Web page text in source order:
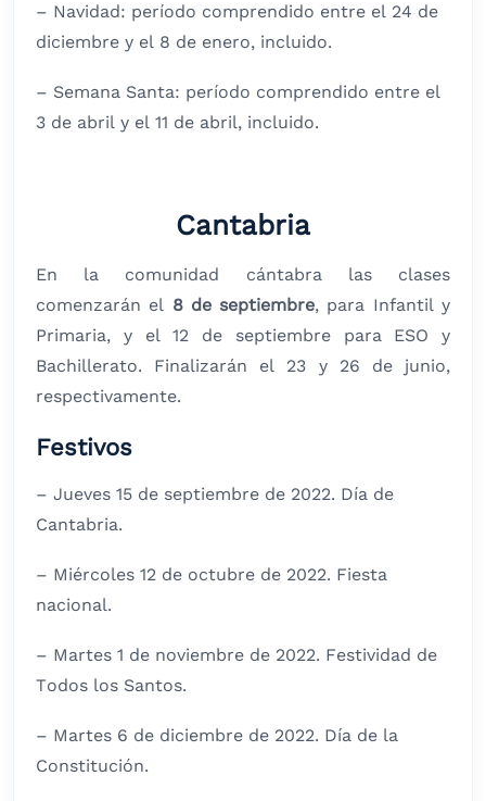
– Navidad: período comprendido entre el 24 de
diciembre y el 8 de enero, incluido.
– Semana Santa: período comprendido entre el
3 de abril y el 11 de abril, incluido.
Cantabria
En la comunidad cántabra las clases
comenzarán el 8 de septiembre, para Infantil y
Primaria, y el 12 de septiembre para ESO y
Bachillerato. Finalizarán el 23 y 26 de junio,
respectivamente.
Festivos
– Jueves 15 de septiembre de 2022. Día de
Cantabria.
– Miércoles 12 de octubre de 2022. Fiesta
nacional.
– Martes 1 de noviembre de 2022. Festividad de
Todos los Santos.
– Martes 6 de diciembre de 2022. Día de la
Constitución.